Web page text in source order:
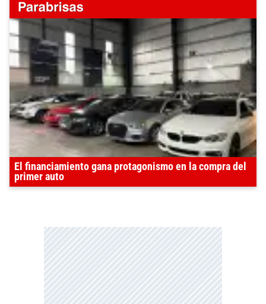
El financiamiento gana protagonismo en la compra del
primer auto